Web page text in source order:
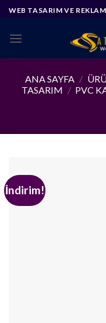
Skip
content
WEB TASARIM VE
ANA SAYFA /
TASARIM / PVC
İndirim!